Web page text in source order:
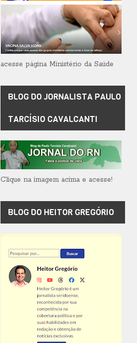
acesse página Ministério da Saúde
BLOG DO JORNALISTA PAULO
TARCÍSIO CAVALCANTI
Clique na imagem acima e acesse!
BLOG DO HEITOR GREGÓRIO